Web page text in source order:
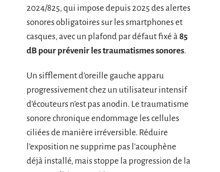
2024/825, qui impose depuis 2025 des alertes
sonores obligatoires sur les smartphones et
casques, avec un plafond par défaut fixé à 85
dB pour prévenir les traumatismes sonores.
Un sifflement d’oreille gauche apparu
progressivement chez un utilisateur intensif
d’écouteurs n’est pas anodin. Le traumatisme
sonore chronique endommage les cellules
ciliées de manière irréversible. Réduire
l’exposition ne supprime pas l’acouphène
déjà installé, mais stoppe la progression de la